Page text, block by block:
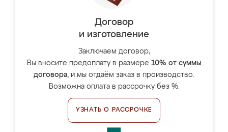
Договор
и изготовление
Заключаем договор,
Вы вносите предоплату в размере 10% от суммы
договора, и мы отдаём заказ в производство.
Возможна оплата в рассрочку без %.
УЗНАТЬ О РАССРОЧКЕ